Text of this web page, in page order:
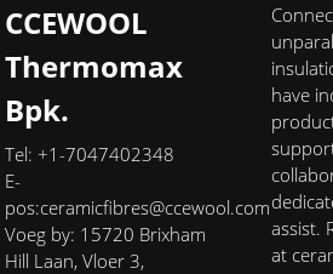
CCEWOOL
Thermomax
Bpk.
Tel: +1-7047402348
E-
pos:ceramicfibres@ccewool.com
Voeg by: 15720 Brixham
Hill Laan, Vloer 3,
have
assist.
at